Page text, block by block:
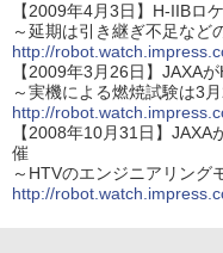
【2009年4月3日】H-IIBロ
～延期は引き継ぎ不足など
http://
【2009年3月26日】JAXA
～実機による燃焼試験は3
http://
【2008年10月31日】
催
～HTVのエンジニアリング
http://